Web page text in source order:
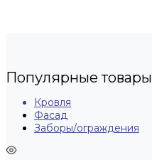
Популярные товары
Кровля
Фасад
Заборы/ограждения